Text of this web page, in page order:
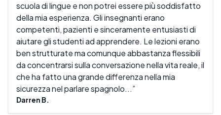
scuola di lingue e non potrei essere più soddisfatto
della mia esperienza. Gli insegnanti erano
competenti, pazienti e sinceramente entusiasti di
aiutare gli studenti ad apprendere. Le lezioni erano
ben strutturate ma comunque abbastanza flessibili
da concentrarsi sulla conversazione nella vita reale, il
che ha fatto una grande differenza nella mia
sicurezza nel parlare spagnolo...
Darren B.